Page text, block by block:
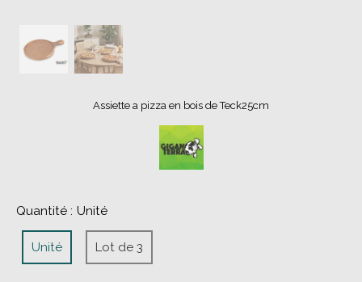
Assiette a pizza en bois de Teck25cm
Quantité : Unité
Unité Lot de 3